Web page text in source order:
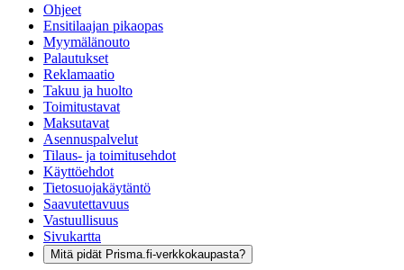
Ohjeet
Ensitilaajan pikaopas
Myymälänouto
Palautukset
Reklamaatio
Takuu ja huolto
Toimitustavat
Maksutavat
Asennuspalvelut
Tilaus- ja toimitusehdot
Käyttöehdot
Tietosuojakäytäntö
Saavutettavuus
Vastuullisuus
Sivukartta
Mitä pidät Prisma.fi-verkkokaupasta?